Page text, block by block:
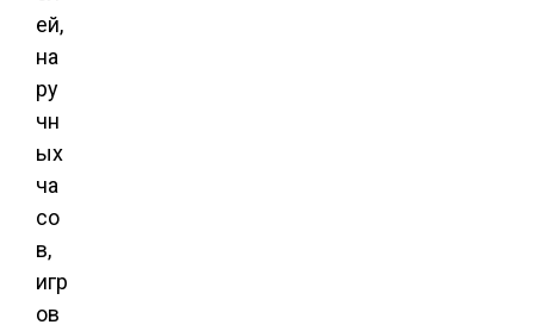
ей,
на
ру
чн
ых
ча
со
в,
игр
ов